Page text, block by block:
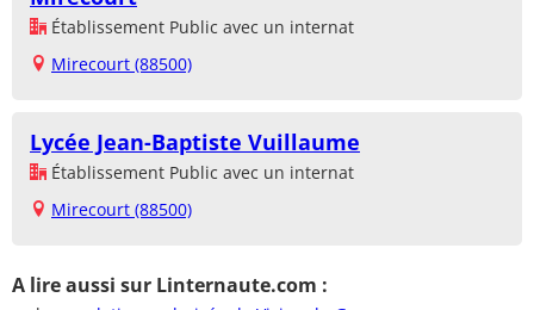
Établissement Public avec un internat
Mirecourt (88500)
Lycée Jean-Baptiste Vuillaume
Établissement Public avec un internat
Mirecourt (88500)
A lire aussi sur Linternaute.com :